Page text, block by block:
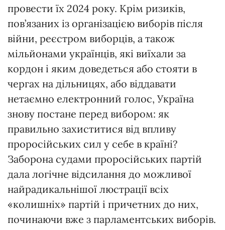
провести їх 2024 року. Крім ризиків,
пов’язаних із організацією виборів після
війни, реєстром виборців, а також
мільйонами українців, які виїхали за
кордон і яким доведеться або стояти в
чергах на дільницях, або віддавати
нетаємно електронний голос, Україна
знову постане перед вибором: як
правильно захиститися від впливу
проросійських сил у себе в країні?
Заборона судами проросійських партій
дала логічне відсилання до можливої
найрадикальнішої люстрації всіх
«колишніх» партій і причетних до них,
починаючи вже з парламентських виборів.